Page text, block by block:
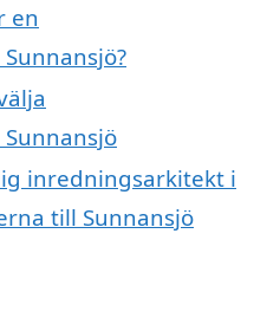
en
inredningsarkitekt i
till Sunnansjö